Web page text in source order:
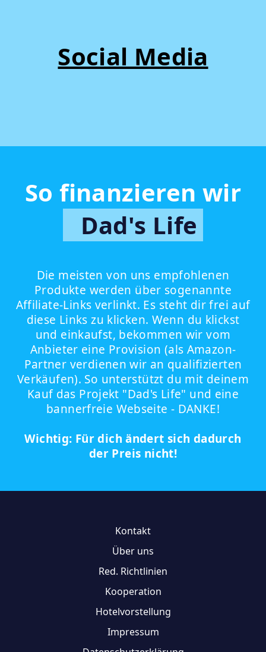
Social Media
So finanzieren wir
Dad's Life
Die meisten von uns empfohlenen
Produkte werden über sogenannte
Affiliate-Links verlinkt. Es steht dir frei auf
diese Links zu klicken. Wenn du klickst
und einkaufst, bekommen wir vom
Anbieter eine Provision (als Amazon-
Partner verdienen wir an qualifizierten
Verkäufen). So unterstützt du mit deinem
Kauf das Projekt "Dad's Life" und eine
bannerfreie Webseite - DANKE!
Wichtig: Für dich ändert sich dadurch
der Preis nicht!
Kontakt
Über uns
Red. Richtlinien
Kooperation
Hotelvorstellung
Impressum